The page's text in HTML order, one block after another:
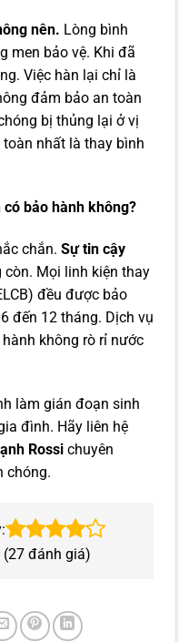
nên. Lòng bình
men bảo vệ. Khi đã
Việc hàn lại chỉ là
đảm bảo an toàn
bị thủng lại ở vị
nhất là thay bình
bảo hành không?
chắn. Sự tin cậy
còn. Mọi linh kiện thay
đều được bảo
đến 12 tháng. Dịch vụ
không rò rỉ nước
làm gián đoạn sinh
đình. Hãy liên hệ
Rossi chuyên
chóng.
(27 đánh giá)